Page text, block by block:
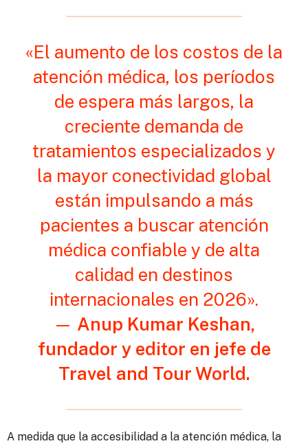
«El aumento de los costos de la
atención médica, los períodos
de espera más largos, la
creciente demanda de
tratamientos especializados y
la mayor conectividad global
están impulsando a más
pacientes a buscar atención
médica confiable y de alta
calidad en destinos
internacionales en 2026».
— Anup Kumar Keshan,
fundador y editor en jefe de
Travel and Tour World.
A medida que la accesibilidad a la atención médica, la